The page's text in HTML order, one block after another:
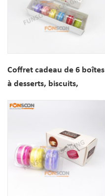
Coffret cadeau de 6 boîtes
à desserts, biscuits,
coulissant en papier